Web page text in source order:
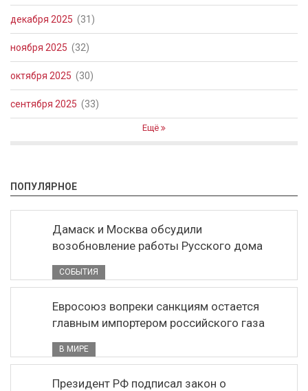
декабря 2025 (31)
ноября 2025 (32)
октября 2025 (30)
сентября 2025 (33)
Ещё
ПОПУЛЯРНОЕ
Дамаск и Москва обсудили
возобновление работы Русского дома
СОБЫТИЯ
Евросоюз вопреки санкциям остается
главным импортером российского газа
В МИРЕ
Президент РФ подписал закон о